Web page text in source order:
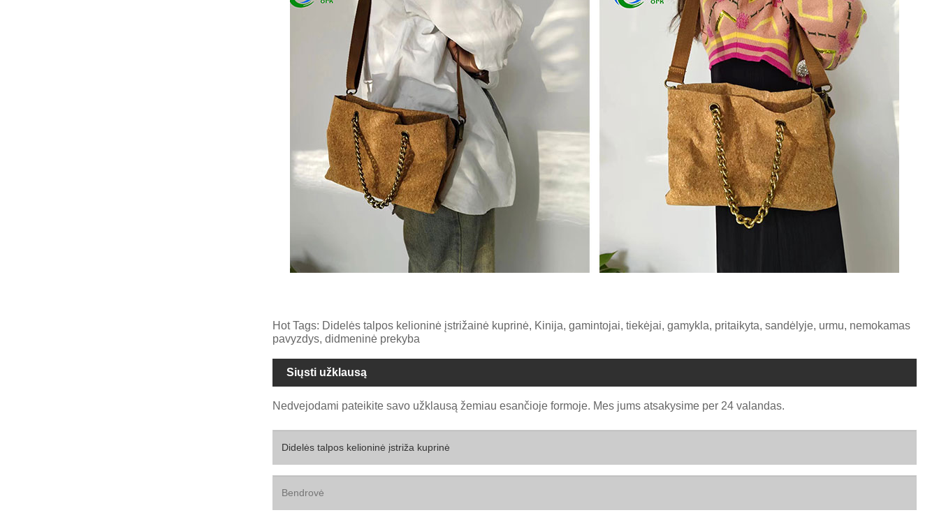
Hot Tags: Didelės talpos kelioninė įstrižainė kuprinė, Kinija, gamintojai, tiekėjai, gamykla, pritaikyta, sandėlyje, urmu, nemokamas
pavyzdys, didmeninė prekyba
Siųsti užklausą
Nedvejodami pateikite savo užklausą žemiau esančioje formoje. Mes jums atsakysime per 24 valandas.